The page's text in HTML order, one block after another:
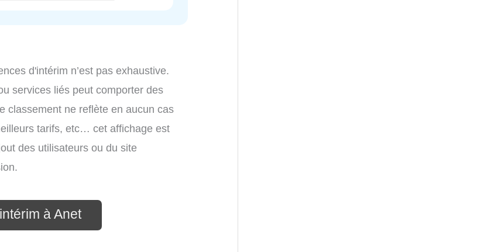
d'intérim n’est pas exhaustive.
services liés peut comporter des
classement ne reflète en aucun cas
tarifs, etc… cet affichage est
des utilisateurs ou du site
à Anet